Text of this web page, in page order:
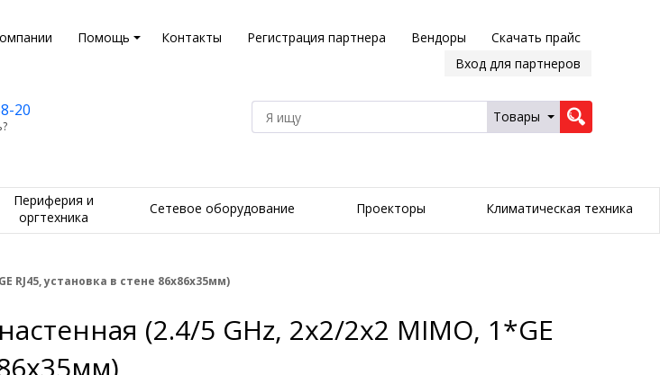
Помощь Контакты Регистрация партнера Вендоры
Скачать прайс
Вход для партнеров
20 Товары
Периферия и
оргтехника
Сетевое оборудование Проекторы Климатическая техника
RJ45, установка в стене 86x86x35мм)
(2.4/5 GHz, 2x2/2x2 MIMO, 1*GE